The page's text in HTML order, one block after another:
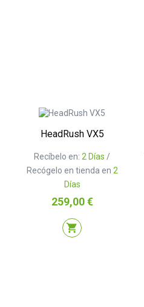
HeadRush VX5
Recíbelo en: 2 Días /
Recógelo en tienda en 2
Días
Precio
259,00 €
shopping_cart